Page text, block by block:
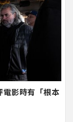
影時有「根本